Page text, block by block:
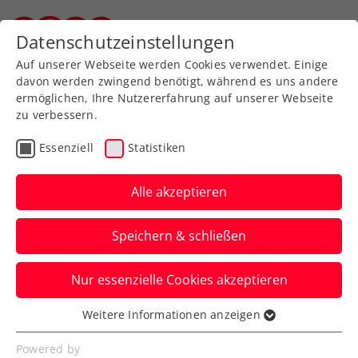
Zurück zur Newsübersicht
ATP
Erste Bank Open: 3.
Hauptbewerbs-Wildcard
an Berrettini
Für die Qualifikation erhalten Lukas
Neumayer, Joel Schwärzler und Nicolai
Budkov Kjär Freikarten.
Verfasst von: Presseaussendung / Redaktion, 16.10.2025
Datenschutzeinstellungen
Auf unserer Webseite werden Cookies verwendet. Einige
davon werden zwingend benötigt, während es uns andere
ermöglichen, Ihre Nutzererfahrung auf unserer Webseite
zu verbessern.
Essenziell Statistiken
Alle akzeptieren
Speichern & schließen
Nur essenzielle Cookies akzeptieren
Essenziell
Essenzielle Cookies werden für grundlegende
Weitere Informationen anzeigen
Powered by